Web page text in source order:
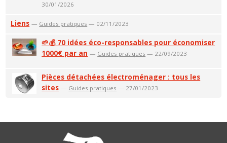
30/01/2026
Liens — Guides pratiques — 02/11/2023
🌱💰 70 idées éco-responsables pour économiser
1000€ par an — Guides pratiques — 22/09/2023
Pièces détachées électroménager : tous les
sites — Guides pratiques — 27/01/2023